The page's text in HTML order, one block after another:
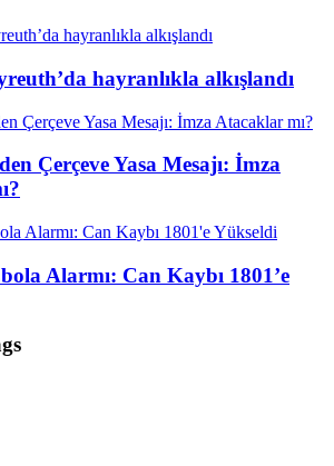
hayranlıkla alkışlandı
Çerçeve Yasa Mesajı: İmza
Alarmı: Can Kaybı 1801’e